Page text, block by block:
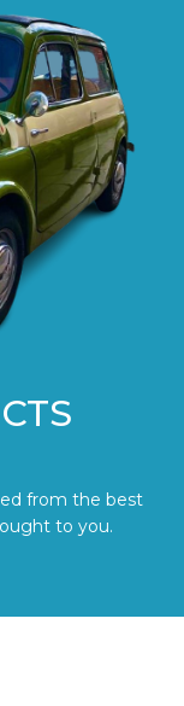
from the best
to you.